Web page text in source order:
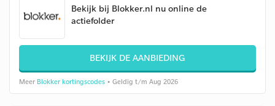
Bekijk bij Blokker.nl nu online de
actiefolder
BEKIJK DE AANBIEDING
Meer Blokker kortingscodes • Geldig t/m Aug 2026